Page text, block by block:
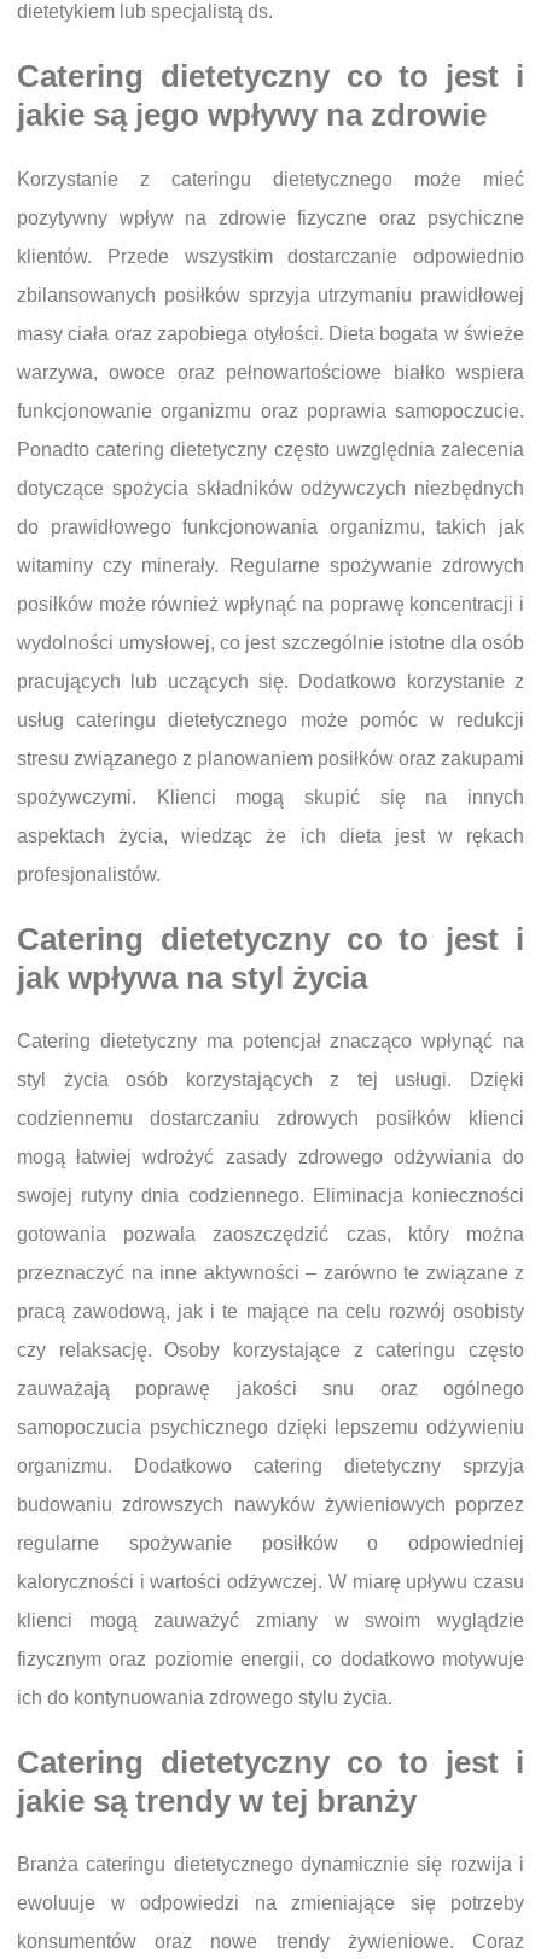
dietetykiem lub specjalistą ds.
Catering dietetyczny co to jest i
jakie są jego wpływy na zdrowie
Korzystanie z cateringu dietetycznego może mieć
pozytywny wpływ na zdrowie fizyczne oraz psychiczne
klientów. Przede wszystkim dostarczanie odpowiednio
zbilansowanych posiłków sprzyja utrzymaniu prawidłowej
masy ciała oraz zapobiega otyłości. Dieta bogata w świeże
warzywa, owoce oraz pełnowartościowe białko wspiera
funkcjonowanie organizmu oraz poprawia samopoczucie.
Ponadto catering dietetyczny często uwzględnia zalecenia
dotyczące spożycia składników odżywczych niezbędnych
do prawidłowego funkcjonowania organizmu, takich jak
witaminy czy minerały. Regularne spożywanie zdrowych
posiłków może również wpłynąć na poprawę koncentracji i
wydolności umysłowej, co jest szczególnie istotne dla osób
pracujących lub uczących się. Dodatkowo korzystanie z
usług cateringu dietetycznego może pomóc w redukcji
stresu związanego z planowaniem posiłków oraz zakupami
spożywczymi. Klienci mogą skupić się na innych
aspektach życia, wiedząc że ich dieta jest w rękach
profesjonalistów.
Catering dietetyczny co to jest i
jak wpływa na styl życia
Catering dietetyczny ma potencjał znacząco wpłynąć na
styl życia osób korzystających z tej usługi. Dzięki
codziennemu dostarczaniu zdrowych posiłków klienci
mogą łatwiej wdrożyć zasady zdrowego odżywiania do
swojej rutyny dnia codziennego. Eliminacja konieczności
gotowania pozwala zaoszczędzić czas, który można
przeznaczyć na inne aktywności – zarówno te związane z
pracą zawodową, jak i te mające na celu rozwój osobisty
czy relaksację. Osoby korzystające z cateringu często
zauważają poprawę jakości snu oraz ogólnego
samopoczucia psychicznego dzięki lepszemu odżywieniu
organizmu. Dodatkowo catering dietetyczny sprzyja
budowaniu zdrowszych nawyków żywieniowych poprzez
regularne spożywanie posiłków o odpowiedniej
kaloryczności i wartości odżywczej. W miarę upływu czasu
klienci mogą zauważyć zmiany w swoim wyglądzie
fizycznym oraz poziomie energii, co dodatkowo motywuje
ich do kontynuowania zdrowego stylu życia.
Catering dietetyczny co to jest i
jakie są trendy w tej branży
Branża cateringu dietetycznego dynamicznie się rozwija i
ewoluuje w odpowiedzi na zmieniające się potrzeby
konsumentów oraz nowe trendy żywieniowe. Coraz